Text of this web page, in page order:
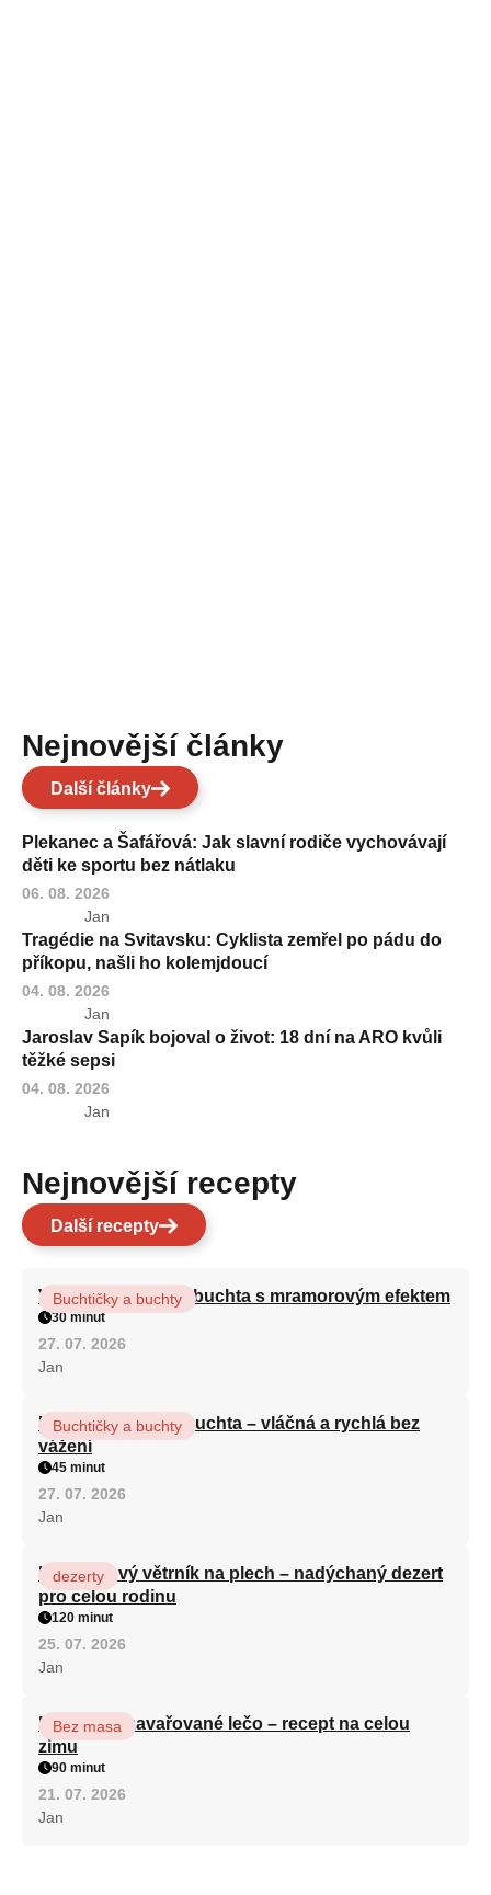
Nejnovější články
Další články
Plekanec a Šafářová: Jak slavní rodiče vychovávají
děti ke sportu bez nátlaku
06. 08. 2026
Jan
Tragédie na Svitavsku: Cyklista zemřel po pádu do
příkopu, našli ho kolemjdoucí
04. 08. 2026
Jan
Jaroslav Sapík bojoval o život: 18 dní na ARO kvůli
těžké sepsi
04. 08. 2026
Jan
Nejnovější recepty
Další recepty
Vláčná olejová litá buchta s mramorovým efektem
Buchtičky a buchty
30 minut
27. 07. 2026
Jan
Hrnková maková buchta – vláčná a rychlá bez
vážení
Buchtičky a buchty
45 minut
27. 07. 2026
Jan
Karamelový větrník na plech – nadýchaný dezert
pro celou rodinu
dezerty
120 minut
25. 07. 2026
Jan
Babiččino zavařované lečo – recept na celou
zimu
Bez masa
90 minut
21. 07. 2026
Jan